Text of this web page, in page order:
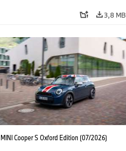
3,8 MB
MINI Cooper S Oxford Edition (07/2026)